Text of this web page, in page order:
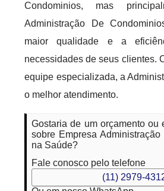
Condominios, mas
Administração De
maior qualidade e a
necessidades de seus clientes.
equipe especializada, a
o melhor atendimento.
Gostaria de um orçamento ou
sobre Empresa
na Saúde?
Fale conosco pelo telefone
(11) 2979-